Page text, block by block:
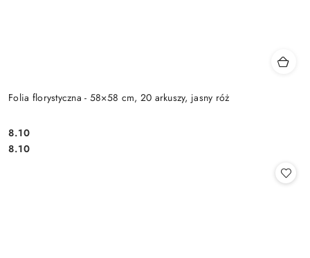
Folia florystyczna - 58×58 cm, 20 arkuszy, jasny róż
Cena:
8.10
Cena:
8.10